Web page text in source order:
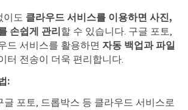
이도 클라우드 서비스를 이용하면 사진,
손쉽게 관리할 수 있습니다. 구글 포토,
드 서비스를 활용하면 자동 백업과 파일
터 전송이 더욱 편리합니다.
:
글 포토, 드롭박스 등 클라우드 서비스로